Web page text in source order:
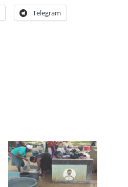
Telegram